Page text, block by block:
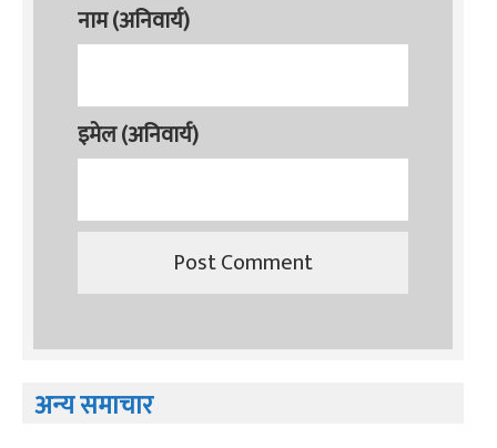
नाम (अनिवार्य)
इमेल (अनिवार्य)
अन्य समाचार